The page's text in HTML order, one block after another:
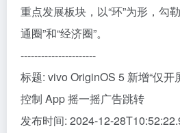
重点发展板块，以“环”为形，勾
通圈”和“经济圈”。
----------------------
标题: vivo OriginOS 5 新增“仅开
控制 App 摇一摇广告跳转
发布时间: 2024-12-